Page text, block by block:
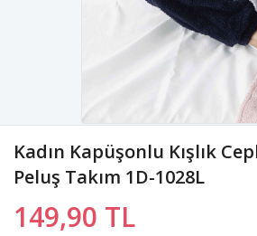
Kadın Kapüşonlu Kışlık
Peluş Takım 1D-1028L
149,90 TL